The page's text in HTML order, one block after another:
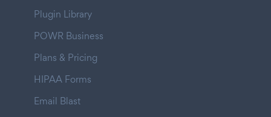
Plugin Library
POWR Business
Plans & Pricing
HIPAA Forms
Email Blast